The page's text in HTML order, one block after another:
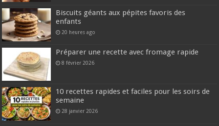
Biscuits géants aux pépites favoris des
enfants
20 heures ago
Préparer une recette avec fromage rapide
8 février 2026
10 recettes rapides et faciles pour les soirs de
semaine
28 janvier 2026